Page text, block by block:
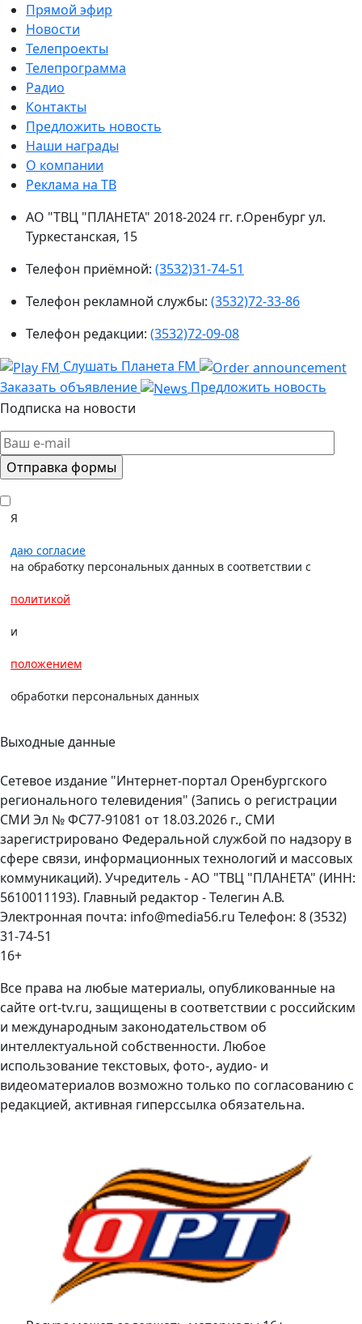
Прямой эфир
Новости
Телепроекты
Телепрограмма
Радио
Контакты
Предложить новость
Наши награды
О компании
Реклама на ТВ
АО "ТВЦ "ПЛАНЕТА" 2018-2024 гг. г.Оренбург ул.
Туркестанская, 15
Телефон приёмной: (3532)31-74-51
Телефон рекламной службы: (3532)72-33-86
Телефон редакции: (3532)72-09-08
Слушать Планета FM
Заказать объявление
Предложить новость
Подписка на новости
Я
даю согласие
на обработку персональных данных в соответствии с
политикой
и
положением
обработки персональных данных
Выходные данные
Сетевое издание "Интернет-портал Оренбургского
регионального телевидения" (Запись о регистрации
СМИ Эл № ФС77-91081 от 18.03.2026 г., СМИ
зарегистрировано Федеральной службой по надзору в
сфере связи, информационных технологий и массовых
коммуникаций). Учредитель - АО "ТВЦ "ПЛАНЕТА" (ИНН:
5610011193). Главный редактор - Телегин А.В.
Электронная почта: info@media56.ru Телефон: 8 (3532)
31-74-51
16+
Все права на любые материалы, опубликованные на
сайте ort-tv.ru, защищены в соответствии с российским
и международным законодательством об
интеллектуальной собственности. Любое
использование текстовых, фото-, аудио- и
видеоматериалов возможно только по согласованию с
редакцией, активная гиперссылка обязательна.